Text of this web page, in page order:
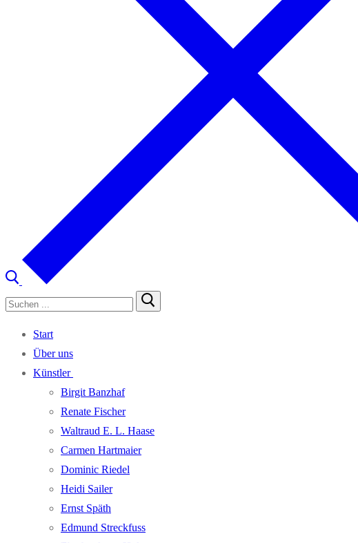
Suchen
Start
Über uns
Künst­ler
Bir­git Banzhaf
Rena­te Fischer
Wal­traud E. L. Haase
Car­men Hartmaier
Domi­nic Riedel
Hei­di Sailer
Ernst Späth
Edmund Streck­fuss